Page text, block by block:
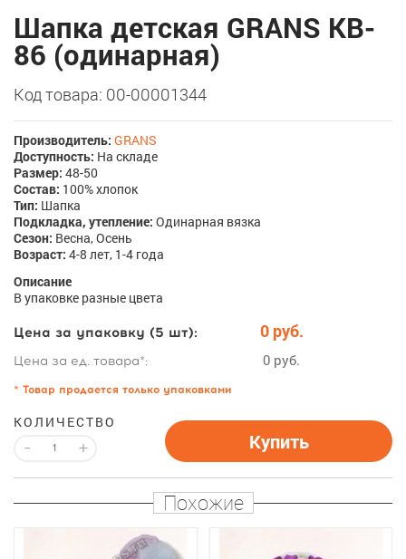
Шапка детская GRANS KB-
86 (одинарная)
Код товара: 00-00001344
Производитель: GRANS
Доступность: На складе
Размер: 48-50
Состав: 100% хлопок
Тип: Шапка
Подкладка, утепление: Одинарная вязка
Сезон: Весна, Осень
Возраст: 4-8 лет, 1-4 года
Описание
В упаковке разные цвета
Цена за упаковку (5 шт): 0 руб.
Цена за ед. товара*: 0 руб.
* Товар продается только упаковками
КОЛИЧЕСТВО
- + Купить
Похожие